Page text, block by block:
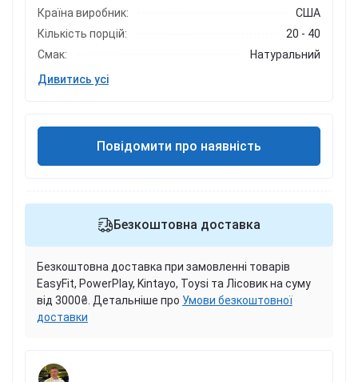
Країна виробник:
США
Кількість порцій:
20 - 40
Смак:
Натуральний
Дивитись усі
Повідомити про наявність
Безкоштовна доставка
Безкоштовна доставка при замовленні товарів
EasyFit, PowerPlay, Kintayo, Toysi та Лісовик на суму
від 3000₴. Детальніше про Умови безкоштовної
доставки